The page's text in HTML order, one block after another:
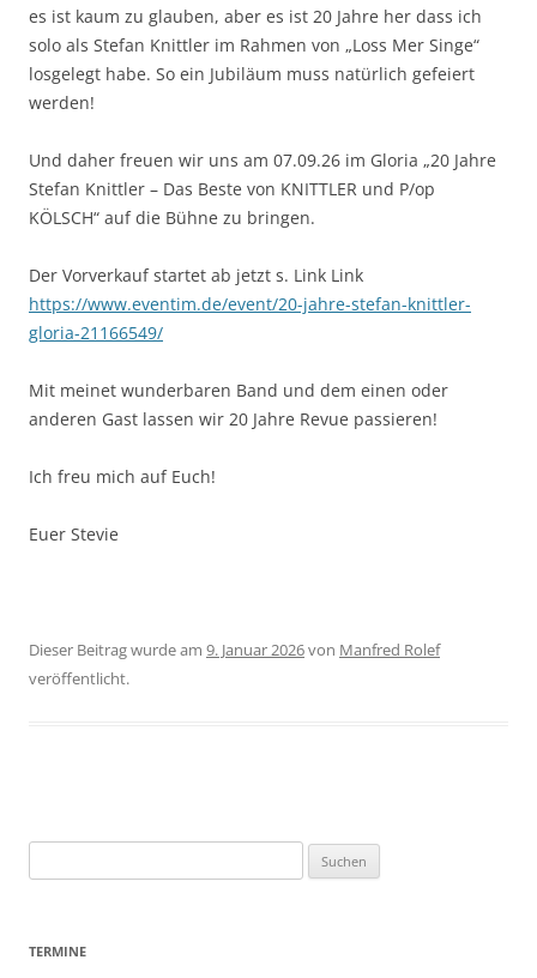
es ist kaum zu glauben, aber es ist 20 Jahre her dass ich
solo als Stefan Knittler im Rahmen von „Loss Mer Singe“
losgelegt habe. So ein Jubiläum muss natürlich gefeiert
werden!
Und daher freuen wir uns am 07.09.26 im Gloria „20 Jahre
Stefan Knittler – Das Beste von KNITTLER und P/op
KÖLSCH“ auf die Bühne zu bringen.
Der Vorverkauf startet ab jetzt s. Link Link
https://www.eventim.de/event/20-jahre-stefan-knittler-
gloria-21166549/
Mit meinet wunderbaren Band und dem einen oder
anderen Gast lassen wir 20 Jahre Revue passieren!
Ich freu mich auf Euch!
Euer Stevie
Dieser Beitrag wurde am 9. Januar 2026von Manfred Rolef
veröffentlicht.
nach:
TERMINE